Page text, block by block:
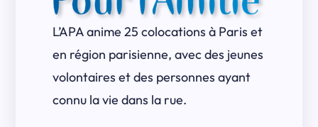
L’APA anime 25 colocations à Paris et
en région parisienne, avec des jeunes
volontaires et des personnes ayant
connu la vie dans la rue.